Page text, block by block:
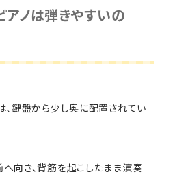
ノは弾きやすいの
、鍵盤から少し奥に配置されてい
向き、背筋を起こしたまま演奏